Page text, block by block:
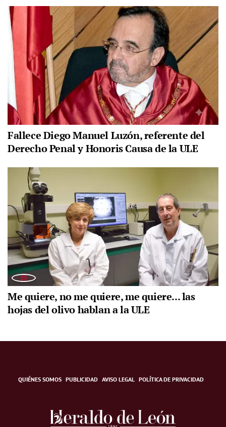
Fallece Diego Manuel Luzón, referente del
Derecho Penal y Honoris Causa de la ULE
Me quiere, no me quiere, me quiere... las
hojas del olivo hablan a la ULE
QUIÉNES SOMOS PUBLICIDAD AVISO LEGAL POLÍTICA DE PRIVACIDAD